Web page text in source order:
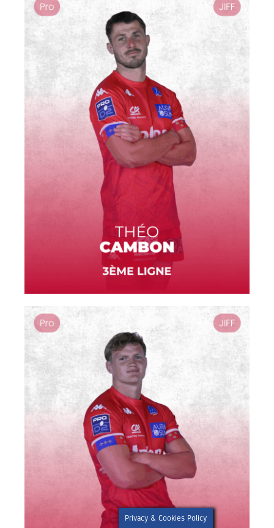
Privacy & Cookies Policy